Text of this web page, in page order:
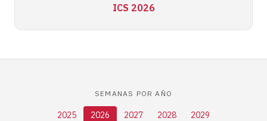
ICS 2026
SEMANAS POR AÑO
2025 2026 2027 2028 2029